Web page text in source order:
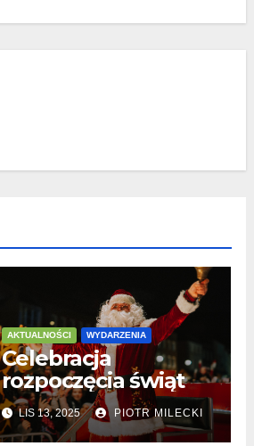
AKTUALNOŚCI WYDARZENIA
Celebracja
rozpoczęcia świąt
LIS 13, 2025 PIOTR MILECKI